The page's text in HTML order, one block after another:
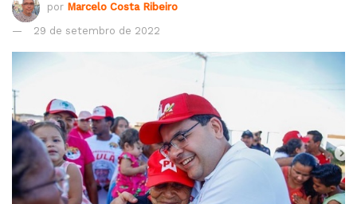
por Marcelo Costa Ribeiro
29 de setembro de 2022